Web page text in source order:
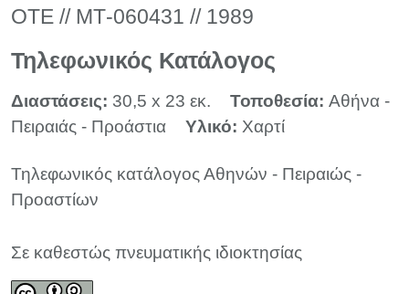
ΟΤΕ // ΜΤ-060431 // 1989
Τηλεφωνικός Κατάλογος
Διαστάσεις: 30,5 x 23 εκ. Τοποθεσία: Αθήνα -
Πειραιάς - Προάστια
Υλικό: Χαρτί
Τηλεφωνικός κατάλογος Αθηνών - Πειραιώς -
Προαστίων
Σε καθεστώς πνευματικής ιδιοκτησίας